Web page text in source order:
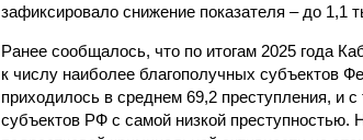
зафиксировало снижение показателя – до 1,1
Ранее сообщалось, что по итогам 2025 года
к числу наиболее благополучных субъектов
приходилось в среднем 69,2 преступления, и
субъектов РФ с самой низкой